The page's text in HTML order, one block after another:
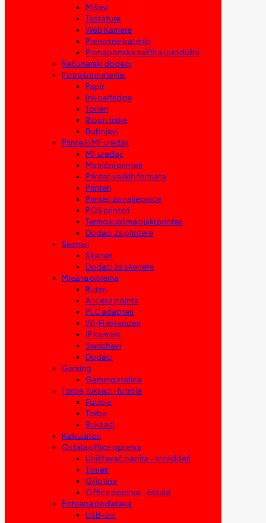
Miševi
Tastature
Web Kamere
Prenosne baterije
Prenaponska zaštita i produžni
Računarski dodaci
Potrošni materijal
Papir
Ink cartridge
Toneri
Ribon trake
Bubnjevi
Printeri i MF uređaji
MF uređaji
Matrični printeri
Printeri velikih formata
Printeri
Printeri za naljepnice
POS printeri
Termosublimacijski printeri
Dodaci za printere
Skeneri
Skeneri
Dodaci za skenere
Mrežna oprema
Ruteri
Access points
PLC adapteri
Wi-Fi extenderi
IP kamere
Switchevi
Dodaci
Gaming
Gaming stolice
Torbe, ruksaci i futrole
Futrole
Torbe
Ruksaci
Kalkulatori
Ostala office oprema
Uništavač papira – shredderi
Trimeri
Giljotine
Office oprema – ostalo
Pohrana podataka
USB-ovi